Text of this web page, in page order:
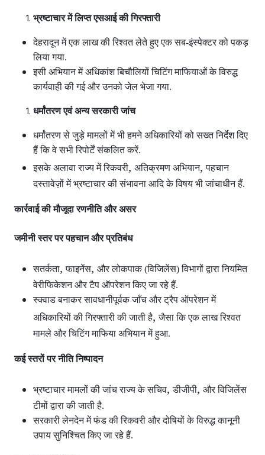
भ्रष्टाचार में लिप्त एसआई की गिरफ्तारी
देहरादून में एक लाख की रिश्वत लेते हुए एक सब-इंस्पेक्टर को पकड़
लिया गया.
इसी अभियान में अधिकांश बिचौलियों चिटिंग माफियाओं के विरुद्ध
कार्यवाही की गई और उनको जेल भेजा गया.
धर्मांतरण एवं अन्य सरकारी जांच
धर्मांतरण से जुड़े मामलों में भी हमने अधिकारियों को सख्त निर्देश दिए
हैं कि वे सभी रिपोर्टें संकलित करें.
इसके अलावा राज्य में रिकवरी, अतिक्रमण अभियान,पहचान
दस्तावेज़ों में भ्रष्टाचार की संभावना आदि के विषय भी जांचाधीन हैं.
कार्रवाई की मौजूदा रणनीति और असर
जमीनी स्तर पर पहचान और प्रतिबंध
सतर्कता,फाइनेंस, और लोकपाक (विजिलेंस) विभागों द्वारा नियमित
वेरीफिकेशन और टैप ऑपरेशन किए जा रहे हैं.
स्क्वाड बनाकर सावधानीपूर्वक जाँच और ट्रैप ऑपरेशन में
अधिकारियों की गिरफ्तारी की जाती है,जैसा कि एक लाख रिश्वत
मामले और चिटिंग माफिया अभियान में हुआ.
कई स्तरों पर नीति निष्पादन
भ्रष्टाचार मामलों की जांच राज्य के सचिव,डीजीपी, और विजिलेंस
टीमों द्वारा की जाती है.
सरकारी लेनदेन में फंड की रिकवरी और दोषियों के विरुद्ध कानूनी
उपाय सुनिश्चित किए जा रहे हैं.